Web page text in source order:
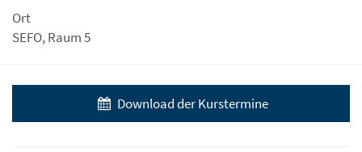
Ort
SEFO, Raum 5
Download der Kurstermine